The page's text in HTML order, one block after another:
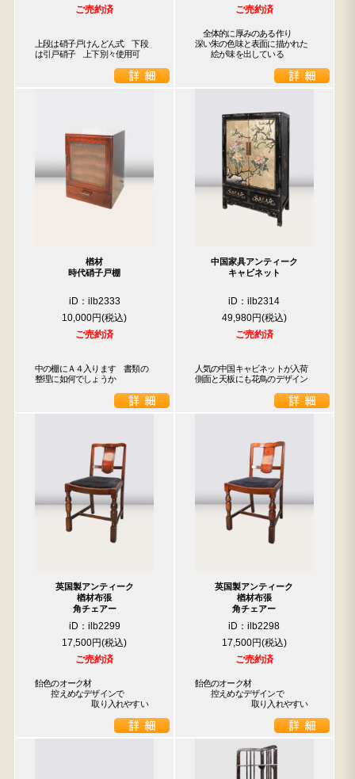
ご売約済
上段は硝子戸けんどん式　下段
は引戸硝子　上下別々使用可
ご売約済
全体的に厚みのある作り
深い朱の色味と表面に描かれた
絵が味を出している
楢材
時代硝子戸棚
iD：ilb2333
10,000円
ご売約済
中の棚にＡ４入ります　書類の
整理に如何でしょうか
中国家具アンティーク
キャビネット
iD：ilb2314
49,980円
ご売約済
人気の中国キャビネットが入荷
側面と天板にも花鳥のデザイン
英国製アンティーク
楢材布張
角チェアー
iD：ilb2299
17,500円
ご売約済
飴色のオーク材
控えめなデザインで
取り入れやすい
英国製アンティーク
楢材布張
角チェアー
iD：ilb2298
17,500円
ご売約済
飴色のオーク材
控えめなデザインで
取り入れやすい